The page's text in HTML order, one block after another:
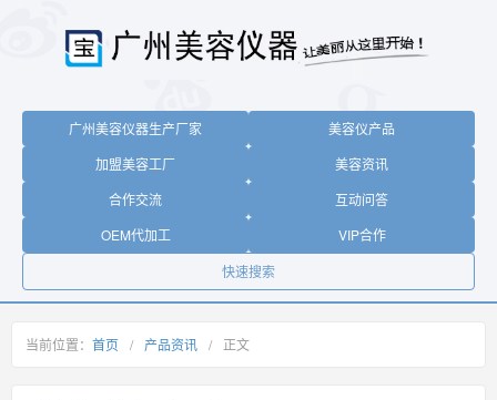
广州美容仪器生产厂家
美容仪产品
加盟美容工厂
美容资讯
合作交流
互动问答
OEM代加工
VIP合作
快速搜索
当前位置： 首页 / 产品资讯 / 正文